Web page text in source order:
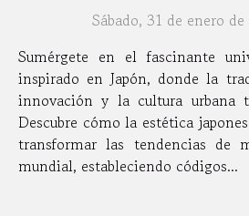
Sábado, 31 de enero
Sumérgete en el fascinante
inspirado en Japón, donde la
innovación y la cultura urbana
Descubre cómo la estética
transformar las tendencias de
mundial, estableciendo códigos...